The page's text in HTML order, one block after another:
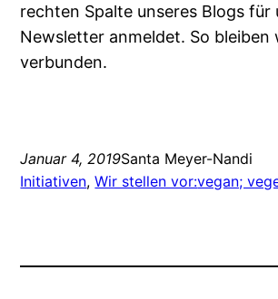
rechten Spalte unseres Blogs für
Newsletter anmeldet. So bleiben
verbunden.
Januar 4, 2019Santa Meyer-Nandi
Initiativen, Wir stellen vor:vegan;